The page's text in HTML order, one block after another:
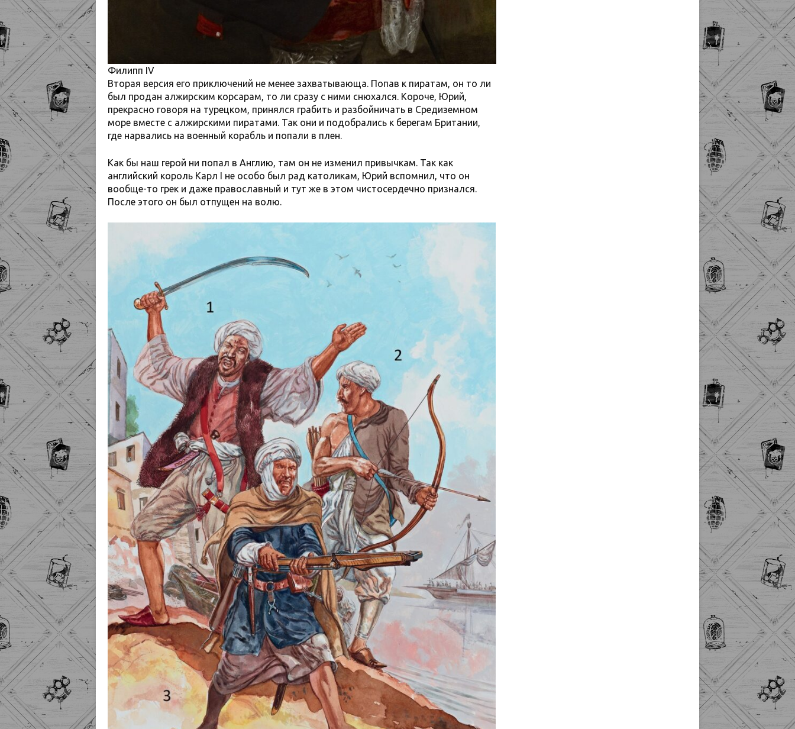
Филипп IV
Вторая версия его приключений не менее захватывающа. Попав к пиратам, он то ли
был продан алжирским корсарам, то ли сразу с ними снюхался. Короче, Юрий,
прекрасно говоря на турецком, принялся грабить и разбойничать в Средиземном
море вместе с алжирскими пиратами. Так они и подобрались к берегам Британии,
где нарвались на военный корабль и попали в плен.
Как бы наш герой ни попал в Англию, там он не изменил привычкам. Так как
английский король Карл I не особо был рад католикам, Юрий вспомнил, что он
вообще-то грек и даже православный и тут же в этом чистосердечно признался.
После этого он был отпущен на волю.